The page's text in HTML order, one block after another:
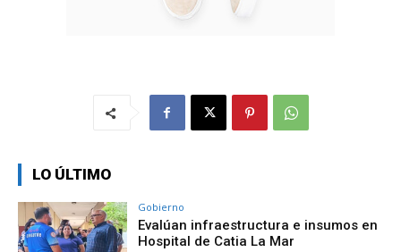
LO ÚLTIMO
Gobierno
Evalúan infraestructura e insumos en
Hospital de Catia La Mar